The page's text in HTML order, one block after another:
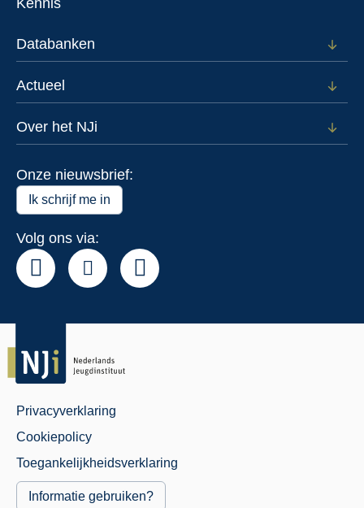
Kennis
Databanken
Open
voor
Actueel
Open
voor
Over het NJi
Open
Onze nieuwsbrief:
Ik schrijf me in
Volg ons via:
Juridisch
Menu
Privacyverklaring
Cookiepolicy
Toegankelijkheidsverklaring
Informatie gebruiken?